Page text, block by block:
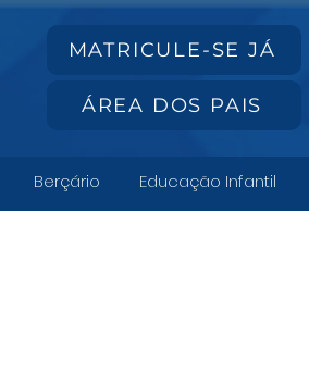
MATRICULE-SE JÁ
ÁREA DOS PAIS
Berçário Educação Infantil